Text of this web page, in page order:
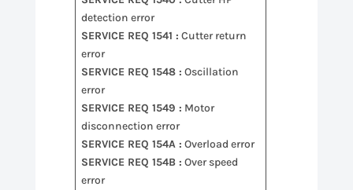
detection error
SERVICE REQ 1541 : Cutter return
error
SERVICE REQ 1548 : Oscillation
error
SERVICE REQ 1549 : Motor
disconnection error
SERVICE REQ 154A : Overload error
SERVICE REQ 154B : Over speed
error